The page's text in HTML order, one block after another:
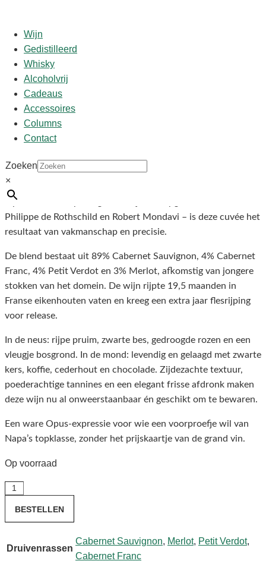
Wijn
Gedistilleerd
Whisky
Alcoholvrij
Cadeaus
Accessoires
Columns
Contact
Zoeken
×
Start/shop
Opus One Overture 2021
249,00
De Overture 2021 is de allereerste release van deze iconische
Opus One – het prestigieuze wijnhuis opgericht door Baron
Philippe de Rothschild en Robert Mondavi – is deze cuvée het
resultaat van vakmanschap en precisie.
De blend bestaat uit 89% Cabernet Sauvignon, 4% Cabernet
Franc, 4% Petit Verdot en 3% Merlot, afkomstig van jongere
stokken van het domein. De wijn rijpte 19,5 maanden in
Franse eikenhouten vaten en kreeg een extra jaar flesrijping
voor release.
In de neus: rijpe pruim, zwarte bes, gedroogde rozen en een
vleugje bosgrond. In de mond: levendig en gelaagd met zwarte
kers, koffie, cederhout en chocolade. Zijdezachte textuur,
poederachtige tannines en een elegant frisse afdronk maken
deze wijn nu al onweerstaanbaar én geschikt om te bewaren.
Een ware Opus-expressie voor wie een voorproefje wil van
Napa’s topklasse, zonder het prijskaartje van de grand vin.
Op voorraad
Opus
aantal
BESTELLEN
Druivenrassen
Cabernet Sauvignon, Merlot, Petit Verdot,
Cabernet Franc